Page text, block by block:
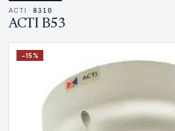
ACTI · 8310
ACTI B53
−15%